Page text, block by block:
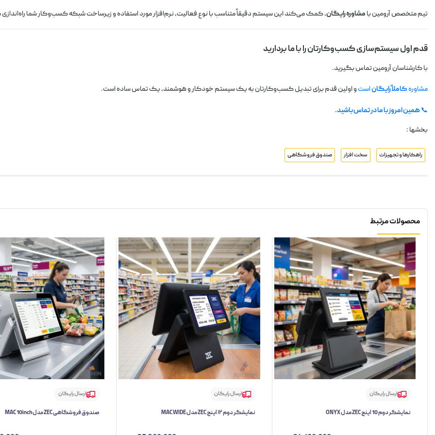
تیم متخصص آرومین با مشاوره رایگان، کمک می‌کند این سیستم دقیقاً متناسب با نوع فعالیت، نرم‌افزار مورد استفاده و زیرساخت شبکه کسب‌وکار شما
قدم اول سیستم‌سازی کسب‌وکارتان را با ما بردارید
با کارشناسان آرومین تماس بگیرید.
مشاوره کاملاً رایگاناست و اولین قدم برای تبدیل کسب‌وکارتان به یک سیستم خودکار و هوشمند، یک تماس ساده است.
📞همین امروز با ما در تماس باشید.
بخشها :
راهکارها و تجهیزات سخت افزار صندوق فروشگاهی
محصولات مرتبط
ارسال رایگان
نمایشگر دوم 10 اینچ ZEC مدل ONYX
ارسال رایگان
نمایشگر دوم ۱۲ اینچ ZEC مدل MAC WIDE
ارسال رایگان
صندوق فروشگاهی ZEC مدل MAC 10inch